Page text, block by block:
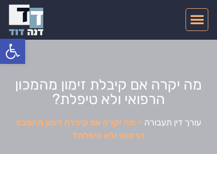
מה יקרה אם קיבלת זימון מהמכון
הרפואי ולא טיפלת?
עורך דין תעבורה » מה יקרה אם קיבלת זימון מהמכון
הרפואי ולא טיפלת?
פתח